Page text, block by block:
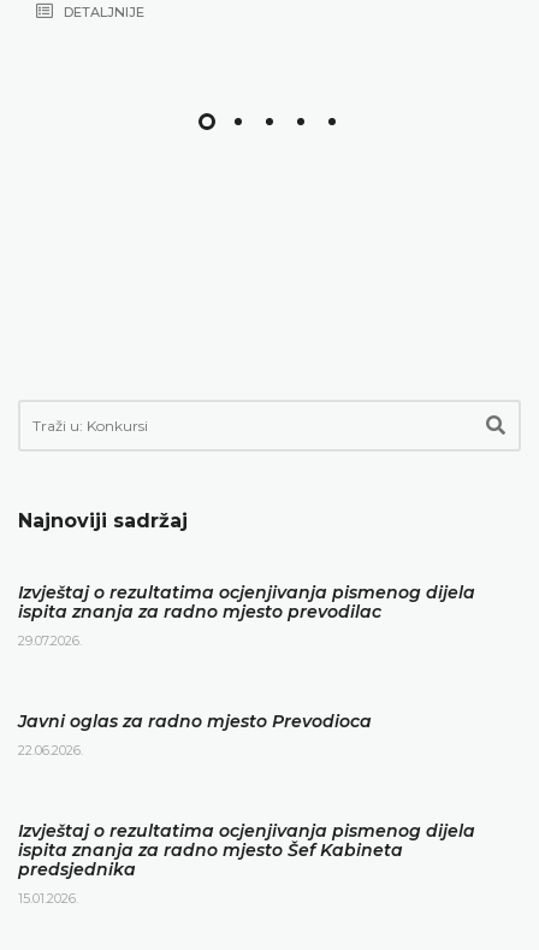
Najnoviji sadržaj
Izvještaj o rezultatima ocjenjivanja pismenog dijela
ispita znanja za radno mjesto prevodilac
29.07.2026.
Javni oglas za radno mjesto Prevodioca
22.06.2026.
Izvještaj o rezultatima ocjenjivanja pismenog dijela
ispita znanja za radno mjesto Šef Kabineta
predsjednika
15.01.2026.